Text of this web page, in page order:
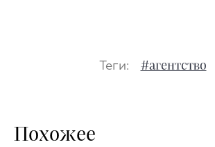
Теги: #агентство
Похожее